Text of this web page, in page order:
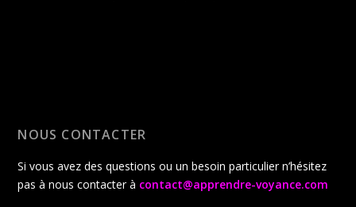
NOUS CONTACTER
Si vous avez des questions ou un besoin particulier n’hésitez
pas à nous contacter à contact@apprendre-voyance.com